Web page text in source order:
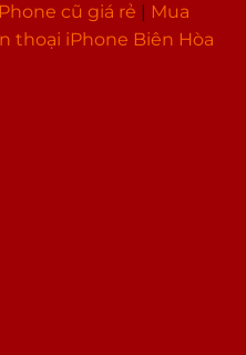
cũ giá rẻ
Mua
thoại iPhone Biên Hòa